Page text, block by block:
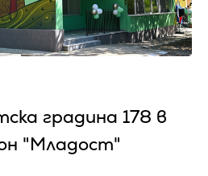
градина 178 в
"Младост"